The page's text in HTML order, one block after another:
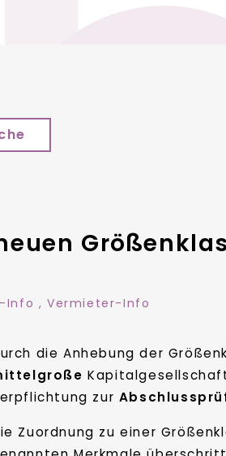
Info ,Vermieter-Info
die Anhebung der
zur
Zuordnung zu einer